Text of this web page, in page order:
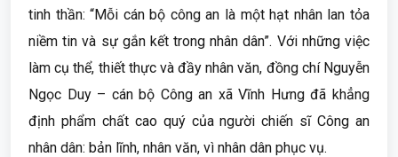
tinh thần: “Mỗi cán bộ công an là một hạt nhân lan tỏa
niềm tin và sự gắn kết trong nhân dân”. Với những việc
làm cụ thể, thiết thực và đầy nhân văn, đồng chí Nguyễn
Ngọc Duy – cán bộ Công an xã Vĩnh Hưng đã khẳng
định phẩm chất cao quý của người chiến sĩ Công an
nhân dân: bản lĩnh, nhân văn, vì nhân dân phục vụ.